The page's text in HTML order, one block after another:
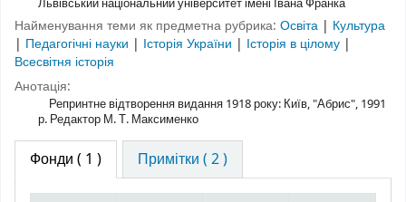
Львівський національний університет імені Івана Франка
Найменування теми як предметна рубрика: Освіта | Культура
| Педагогічні науки | Історія України | Історія в цілому |
Всесвітня історія
Анотація:
Репринтне відтворення видання 1918 року: Київ, "Абрис", 1991
р. Редактор М. Т. Максименко
Фонди ( 1 ) Примітки ( 2 )